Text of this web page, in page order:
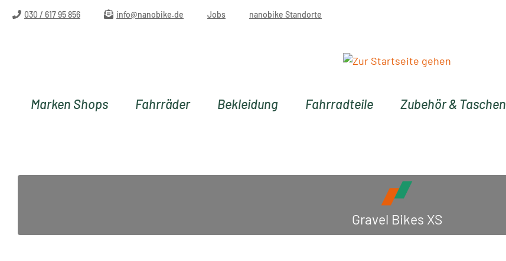
Hauptinhalt springen
Zur Suche springen
Zur Hauptnavigation springen
030 / 617 95 856 info@nanobike.de Jobs nanobike Standorte
Marken Shops Fahrräder Bekleidung Fahrradteile Zubehör & Taschen
Gravel Bikes XS